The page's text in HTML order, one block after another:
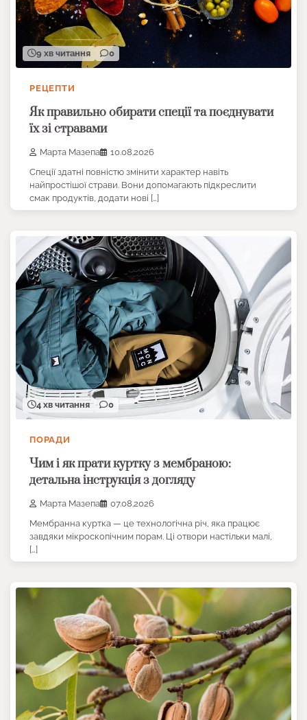
9 хв читання 0
РЕЦЕПТИ
Як правильно обирати спеції та поєднувати
їх зі стравами
Марта Мазепа
10.08.2026
Спеції здатні повністю змінити характер навіть
найпростішої страви. Вони допомагають підкреслити
смак продуктів, додати нові […]
4 хв читання 0
ПОРАДИ
Чим і як прати куртку з мембраною:
детальна інструкція з догляду
Марта Мазепа
07.08.2026
Мембранна куртка — це технологічна річ, яка працює
завдяки мікроскопічним порам. Ці отвори настільки малі,
[…]